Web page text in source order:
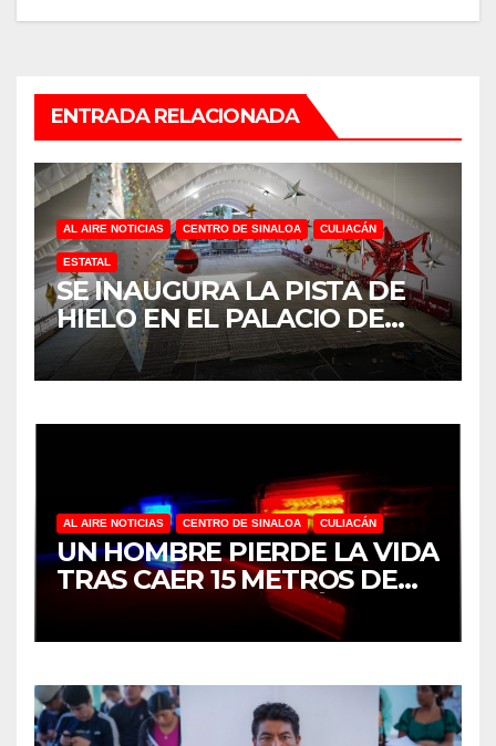
ENTRADA RELACIONADA
AL AIRE NOTICIAS CENTRO DE SINALOA CULIACÁN
ESTATAL
SE INAUGURA LA PISTA DE
HIELO EN EL PALACIO DE
GOBIERNO EN CULIACÁN
AL AIRE NOTICIAS CENTRO DE SINALOA CULIACÁN
UN HOMBRE PIERDE LA VIDA
TRAS CAER 15 METROS DE
ALTURA EN CULIACÁN